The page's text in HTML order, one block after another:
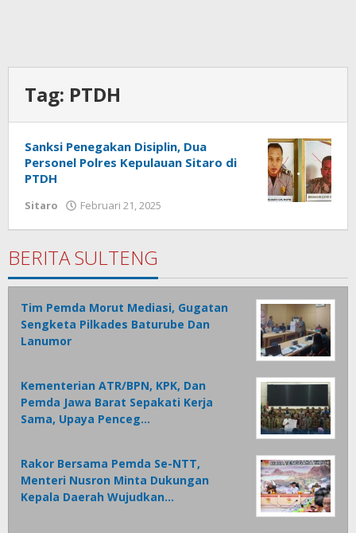
Tag: PTDH
Sanksi Penegakan Disiplin, Dua
Personel Polres Kepulauan Sitaro di
PTDH
Sitaro Februari 21, 2025
BERITA SULTENG
Tim Pemda Morut Mediasi, Gugatan
Sengketa Pilkades Baturube Dan
Lanumor
Kementerian ATR/BPN, KPK, Dan
Pemda Jawa Barat Sepakati Kerja
Sama, Upaya Penceg…
Rakor Bersama Pemda Se-NTT,
Menteri Nusron Minta Dukungan
Kepala Daerah Wujudkan…